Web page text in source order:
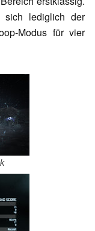
sich lediglich der
Modus für vier